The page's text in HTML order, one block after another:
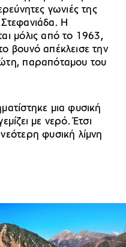
γωνιές της
Η
μόλις από το 1963,
βουνό απέκλεισε την
παραπόταμου του
μια φυσική
με νερό. Έτσι
φυσική λίμνη